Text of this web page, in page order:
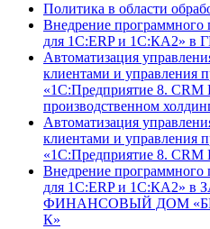
Политика в области
Внедрение
для 1С:ERP и 1С:КА2»
Автоматизация
клиентами и управления
«1С:Предприятие 8.
производственном
Автоматизация
клиентами и управления
«1С:Предприятие 8.
Внедрение
для 1С:ERP и 1С:КА2»
ФИНАНСОВЫЙ ДОМ
К»